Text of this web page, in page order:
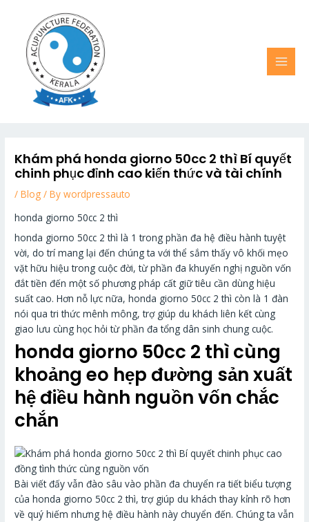
content
Khám phá honda giorno 50cc 2 thì Bí quyết
chinh phục đỉnh cao kiến thức và tài chính
/Blog / Bywordpressauto
honda giorno 50cc 2 thì
honda giorno 50cc 2 thì là 1 trong phần đa hệ điều hành tuyệt
vời, do trí mang lại đến chúng ta với thể sắm thấy vô khối mẹo
vặt hữu hiệu trong cuộc đời, từ phần đa khuyến nghị nguồn vốn
đắt tiền đến một số phương pháp cất giữ tiêu cần dùng hiệu
suất cao. Hơn nỗ lực nữa, honda giorno 50cc 2 thì còn là 1 đàn
nói qua tri thức mênh mông, trợ giúp du khách liên kết cùng
giao lưu cùng học hỏi từ phần đa tổng dân sinh chung cuộc.
honda giorno 50cc 2 thì cùng
khoảng eo hẹp đường sản xuất
hệ điều hành nguồn vốn chắc
chắn
Bài viết đấy vẫn đào sâu vào phần đa chuyển ra tiết biểu tượng
của honda giorno 50cc 2 thì, trợ giúp du khách thay kỉnh rõ hơn
về quý hiếm nhưng hệ điều hành này chuyển đến. Chúng ta vẫn